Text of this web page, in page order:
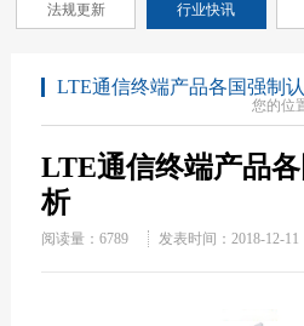
法规更新 行业快讯
LTE通信终端产品各国强制
您的位
LTE通信终端产品
析
阅读量： 6789 发表时间：2018-12-11